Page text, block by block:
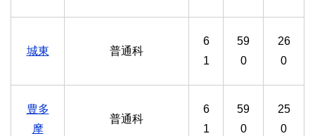
城東 普通科
6
1
59
0
26
0
豊多
摩
普通科
6
1
59
0
25
0